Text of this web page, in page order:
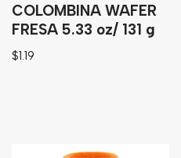
COLOMBINA WAFER
FRESA 5.33 oz/ 131 g
$1.19